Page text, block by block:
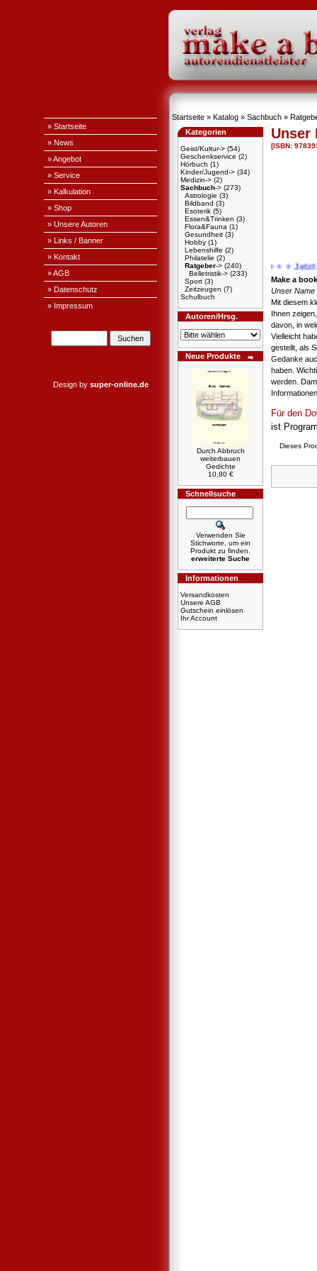
» Startseite
» News
» Angebot
» Service
» Kalkulation
» Shop
» Unsere Autoren
» Links / Banner
» Kontakt
» AGB
» Datenschutz
» Impressum
Design by super-online.de
Startseite » Katalog » Sachbuch »
Kategorien
Geist/Kultur-> (54)
Geschenkservice (2)
Hörbuch (1)
Kinder/Jugend-> (34)
Medizin-> (2)
Sachbuch-> (273)
Astrologie (3)
Bildband (3)
Esoterik (5)
Essen&Trinken (3)
Flora&Fauna (1)
Gesundheit (3)
Hobby (1)
Lebenshilfe (2)
Philatelie (2)
Ratgeber-> (240)
Belletristik-> (233)
Sport (3)
Zeitzeugen (7)
Schulbuch
Autoren/Hrsg.
Neue Produkte
Durch Abbruch
weiterbauen
Gedichte
10,80 €
Schnellsuche
Verwenden Sie
Stichworte, um ein
Produkt zu finden.
erweiterte Suche
Informationen
Versandkosten
Unsere AGB
Gutschein einlösen
Ihr Account
Unser
[ISBN:
+ + + Jetzt
Make a book
Unser Name
Mit diesem
Ihnen
davon, in
Vielleicht
gestellt, als
Gedanke
haben.
werden.
Für den
ist
Dieses